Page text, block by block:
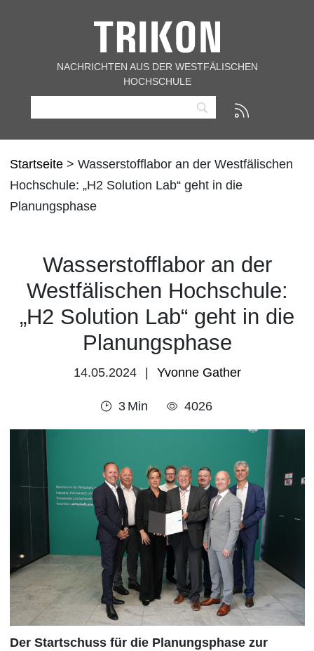
NACHRICHTEN AUS DER WESTFÄLISCHEN
HOCHSCHULE
Startseite > Wasserstofflabor an der Westfälischen
Hochschule: „H2 Solution Lab“ geht in die
Planungsphase
Wasserstofflabor an der
Westfälischen Hochschule:
„H2 Solution Lab“ geht in die
Planungsphase
14.05.2024 Yvonne Gather
3 Min 4026
Der Startschuss für die Planungsphase zur